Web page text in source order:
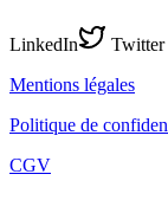
LinkedIn
Twitter
Mentions légales
Politique de
CGV